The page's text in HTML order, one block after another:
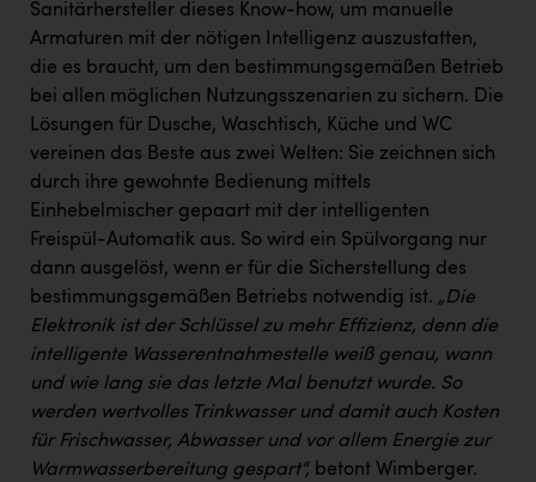
ZGONC
ZULuft - Zukunft Luft Austria
z.l.ö.
Österreichisches Hebammengremium
Wirtschaftskammer OÖ Energiehandel
Dopgas
kunden basics
kontakt
Sanitärhersteller dieses Know-how, um manuelle
Armaturen mit der nötigen Intelligenz auszustatten,
die es braucht, um den bestimmungsgemäßen Betrieb
bei allen möglichen Nutzungsszenarien zu sichern. Die
Lösungen für Dusche, Waschtisch, Küche und WC
vereinen das Beste aus zwei Welten: Sie zeichnen sich
durch ihre gewohnte Bedienung mittels
Einhebelmischer gepaart mit der intelligenten
Freispül-Automatik aus. So wird ein Spülvorgang nur
dann ausgelöst, wenn er für die Sicherstellung des
bestimmungsgemäßen Betriebs notwendig ist. „Die
Elektronik ist der Schlüssel zu mehr Effizienz, denn die
intelligente Wasserentnahmestelle weiß genau, wann
und wie lang sie das letzte Mal benutzt wurde. So
werden wertvolles Trinkwasser und damit auch Kosten
für Frischwasser, Abwasser und vor allem Energie zur
Warmwasserbereitung gespart“, betont Wimberger.